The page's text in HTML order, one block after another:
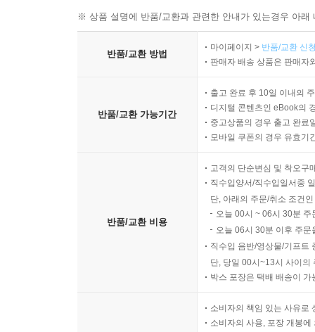
※ 상품 설명에 반품/교환과 관련한 안내가 있는경우 아
반품/교환 방법
마이페이지 > 반품/교환 신
판매자 배송 상품은 판매자
반품/교환 가능기간
출고 완료 후 10일 이내의
디지털 콘텐츠인 eBook의
중고상품의 경우 출고 완료
모바일 쿠폰의 경우 유효기
반품/교환 비용
고객의 단순변심 및 착오구
직수입양서/직수입일서중
단, 아래의 주문/취소 조건
오늘 00시 ~ 06시 30분
오늘 06시 30분 이후 주
직수입 음반/영상물/기프트
단, 당일 00시~13시 사이의
박스 포장은 택배 배송이
소비자의 책임 있는 사유로
소비자의 사용, 포장 개봉